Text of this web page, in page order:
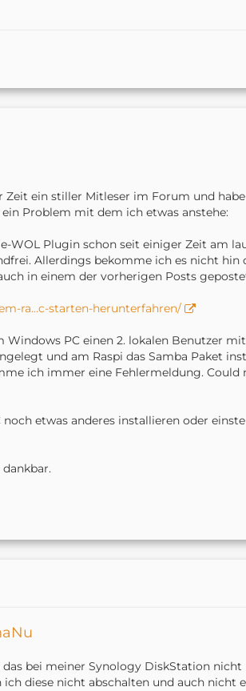
Zeit ein stiller Mitleser im Forum und
Problem mit dem ich etwas anstehe:
WOL Plugin schon seit einiger Zeit am
Allerdings bekomme ich es nicht hin
in einem der vorherigen Posts
ra…c-starten-herunterfahren/
Windows PC einen 2. lokalen Benutzer
und am Raspi das Samba Paket
ich immer eine Fehlermeldung. Could
noch etwas anderes installieren oder
bei meiner Synology DiskStation
ich diese nicht abschalten und auch nicht